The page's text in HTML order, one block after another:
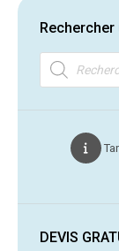
Recherche
de
produits
DEVIS